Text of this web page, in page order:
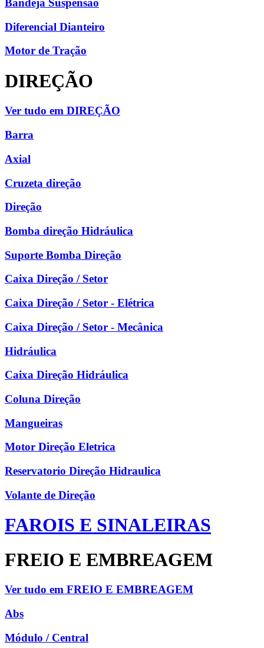
Bandeja Suspensão
Diferencial Dianteiro
Motor de Tração
DIREÇÃO
Ver tudo em DIREÇÃO
Barra
Axial
Cruzeta direção
Direção
Bomba direção Hidráulica
Suporte Bomba Direção
Caixa Direção / Setor
Caixa Direção / Setor - Elétrica
Caixa Direção / Setor - Mecânica
Hidráulica
Caixa Direção Hidráulica
Coluna Direção
Mangueiras
Motor Direção Eletrica
Reservatorio Direção Hidraulica
Volante de Direção
FAROIS E SINALEIRAS
FREIO E EMBREAGEM
Ver tudo em FREIO E EMBREAGEM
Abs
Módulo / Central